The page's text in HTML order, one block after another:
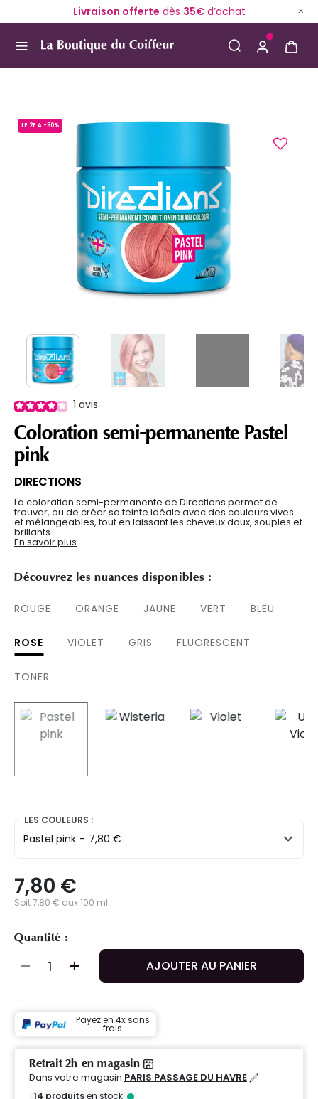
Livraison offerte dès 35€d’achat
LE 2E A -50%
1 avis
Coloration semi-permanente Pastel
pink
DIRECTIONS
La coloration semi-permanente de Directions permet de
trouver, ou de créer sa teinte idéale avec des couleurs vives
et mélangeables, tout en laissant les cheveux doux, souples et
brillants.
En savoir plus
Découvrez les nuances disponibles :
ROUGE ORANGE JAUNE VERT BLEU
ROSE VIOLET GRIS FLUORESCENT
TONER
selected
LES COULEURS :
Pastel pink - 7,80 €
7,80 €
Soit 7,80 € aux 100 ml
Quantité :
AJOUTER AU PANIER
Payez en 4x sans
frais
Retrait 2h en magasin
Dans votre magasin PARIS PASSAGE DU HAVRE
14 produitsen stock